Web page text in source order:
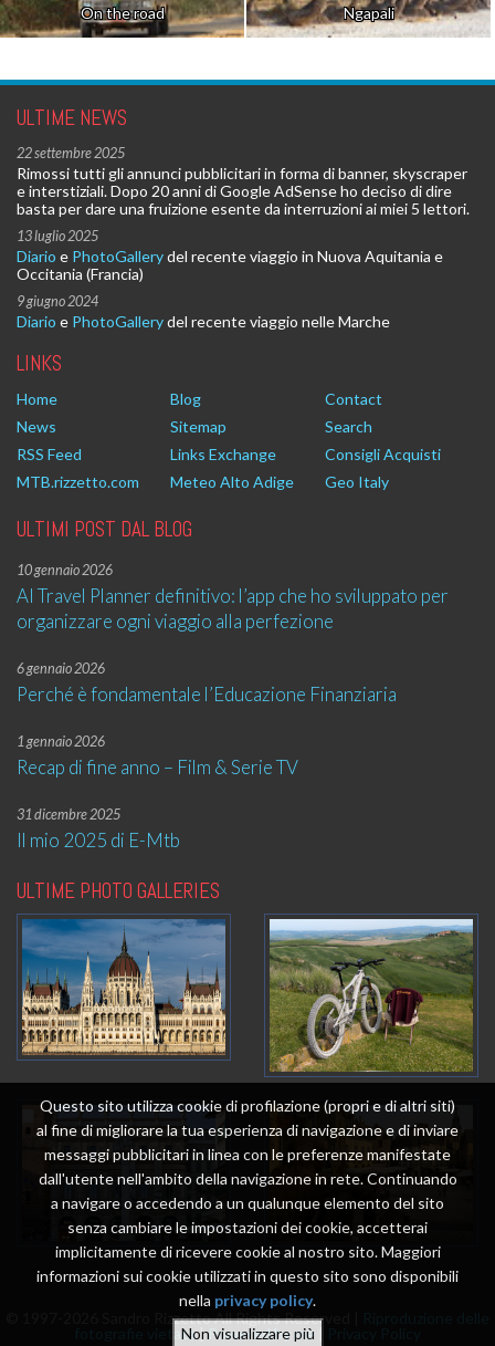
On the road Ngapali
ULTIME NEWS
22 settembre 2025
Rimossi tutti gli annunci pubblicitari in forma di banner, skyscraper
e interstiziali. Dopo 20 anni di Google AdSense ho deciso di dire
basta per dare una fruizione esente da interruzioni ai miei 5 lettori.
13 luglio 2025
Diario e PhotoGallerydel recente viaggio in Nuova Aquitania e
Occitania (Francia)
9 giugno 2024
Diario e PhotoGallerydel recente viaggio nelle Marche
LINKS
Home Blog
Contact
News
Sitemap
Search
RSS Feed
Links Exchange
Consigli Acquisti
MTB.rizzetto.com
Meteo Alto Adige Geo Italy
ULTIMI POST DAL BLOG
10 gennaio 2026
AI Travel Planner definitivo: l’app che ho sviluppato per
organizzare ogni viaggio alla perfezione
6 gennaio 2026
Perché è fondamentale l’Educazione Finanziaria
1 gennaio 2026
Recap di fine anno – Film & Serie TV
31 dicembre 2025
Il mio 2025 di E-Mtb
ULTIME PHOTO GALLERIES
© 1997-2026 Sandro Rizzetto All Rights Reserved |
fotografie vietata|Powered by me
Questo sito utilizza cookie di profilazione (propri e di altri siti)
al fine di migliorare la tua esperienza di navigazione e di inviare
messaggi pubblicitari in linea con le preferenze manifestate
dall'utente nell'ambito della navigazione in rete. Continuando
a navigare o accedendo a un qualunque elemento del sito
senza cambiare le impostazioni dei cookie, accetterai
implicitamente di ricevere cookie al nostro sito. Maggiori
informazioni sui cookie utilizzati in questo sito sono disponibili
nella privacy policy.